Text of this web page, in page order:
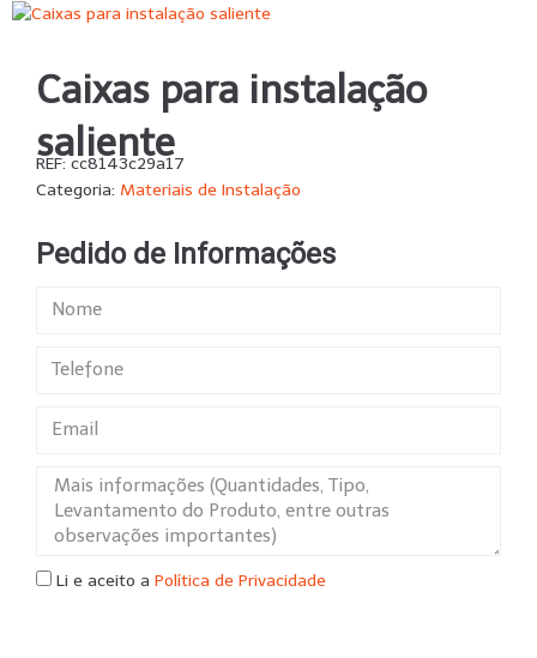
Caixas para instalação
saliente
REF: cc8143c29a17
Categoria: Materiais de Instalação
Pedido de Informações
Li e aceito a Política de Privacidade